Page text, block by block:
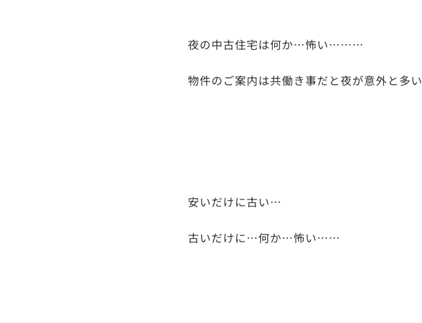
夜の中古住宅は何か…怖い………
物件のご案内は共働き事だと夜が意外と多い
安いだけに古い…
古いだけに…何か…怖い……